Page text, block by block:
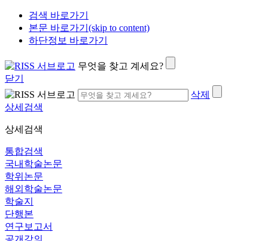
검색 바로가기
본문 바로가기(skip to content)
하단정보 바로가기
무엇을 찾고 계세요?
닫기
삭제
상세검색
상세검색
통합검색
국내학술논문
학위논문
해외학술논문
학술지
단행본
연구보고서
공개강의